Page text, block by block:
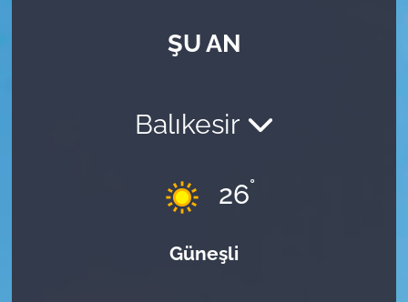
ŞU AN
Balıkesir
26°
Güneşli